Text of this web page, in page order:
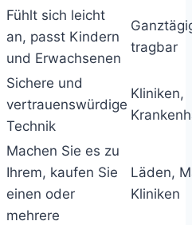
Fühlt sich leicht
an, passt Kindern
und Erwachsenen
tragbar
Sichere und
vertrauenswürdige
Technik
Kliniken,
Machen Sie es zu
Ihrem, kaufen Sie
einen oder
mehrere
Läden,
Kliniken